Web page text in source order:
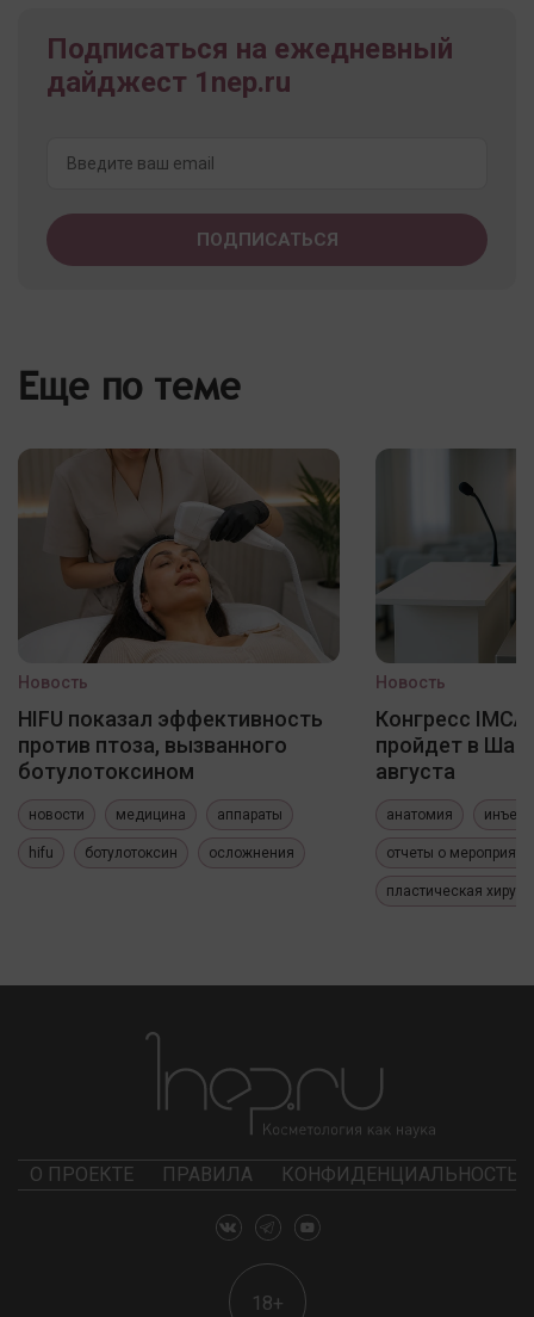
Подписаться на ежедневный
дайджест 1nep.ru
Еще по теме
Новость
HIFU показал эффективность
против птоза, вызванного
ботулотоксином
новости медицина аппараты
hifu ботулотоксин осложнения
Новость
Конгресс
пройдет в
августа
анатомия
отчеты о
пластическая
О ПРОЕКТЕ ПРАВИЛА КОНФИДЕНЦИАЛЬНОСТЬ
18+